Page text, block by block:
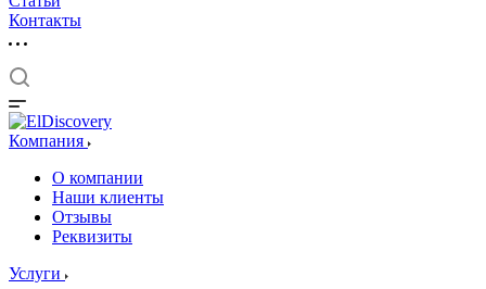
Контакты
Компания
О компании
Наши клиенты
Отзывы
Реквизиты
Услуги